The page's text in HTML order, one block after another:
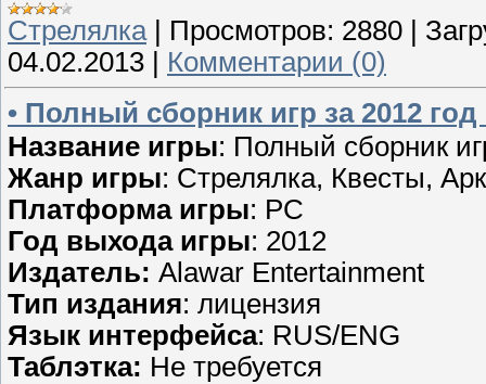
Стрелялка | Просмотров: 2880 |
04.02.2013 | Комментарии (0)
• Полный сборник игр за 2012
Название игры: Полный сборник
Жанр игры: Стрелялка, Квесты,
Платформа игры: PC
Год выхода игры: 2012
Издатель: Alawar Entertainment
Тип издания: лицензия
Язык интерфейса: RUS/ENG
Таблэтка: Не требуется